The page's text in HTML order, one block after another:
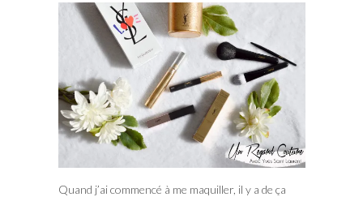
Quand j’ai commencé à me maquiller, il y a de ça